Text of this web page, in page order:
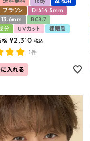
ブラウン
DIA14.5mm
BC8.7
分
UVカット
裸眼風
格 ¥2,310 税込
1件
に入れる